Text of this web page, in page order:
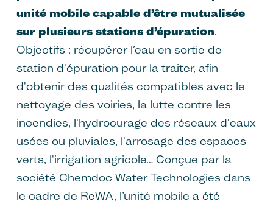
unité mobile capable d’être mutualisée
sur plusieurs stations d’épuration.
Objectifs : récupérer l’eau en sortie de
station d'épuration pour la traiter, afin
d'obtenir des qualités compatibles avec le
nettoyage des voiries, la lutte contre les
incendies, l'hydrocurage des réseaux d'eaux
usées ou pluviales, l'arrosage des espaces
verts, l'irrigation agricole… Conçue par la
société Chemdoc Water Technologies dans
le cadre de ReWA, l’unité mobile a été